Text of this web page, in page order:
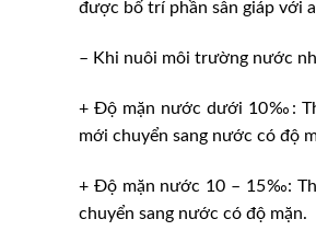
được bố trí phần sân giáp với
– Khi nuôi môi trường nước
+ Ðộ mặn nước dưới 10‰:
mới chuyển sang nước có độ
+ Ðộ mặn nước 10 – 15‰:
chuyển sang nước có độ mặn.